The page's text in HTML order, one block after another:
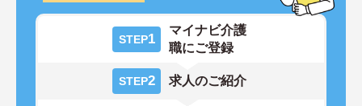
STEP1
マイナビ介護
職にご登録
STEP2 求人のご紹介